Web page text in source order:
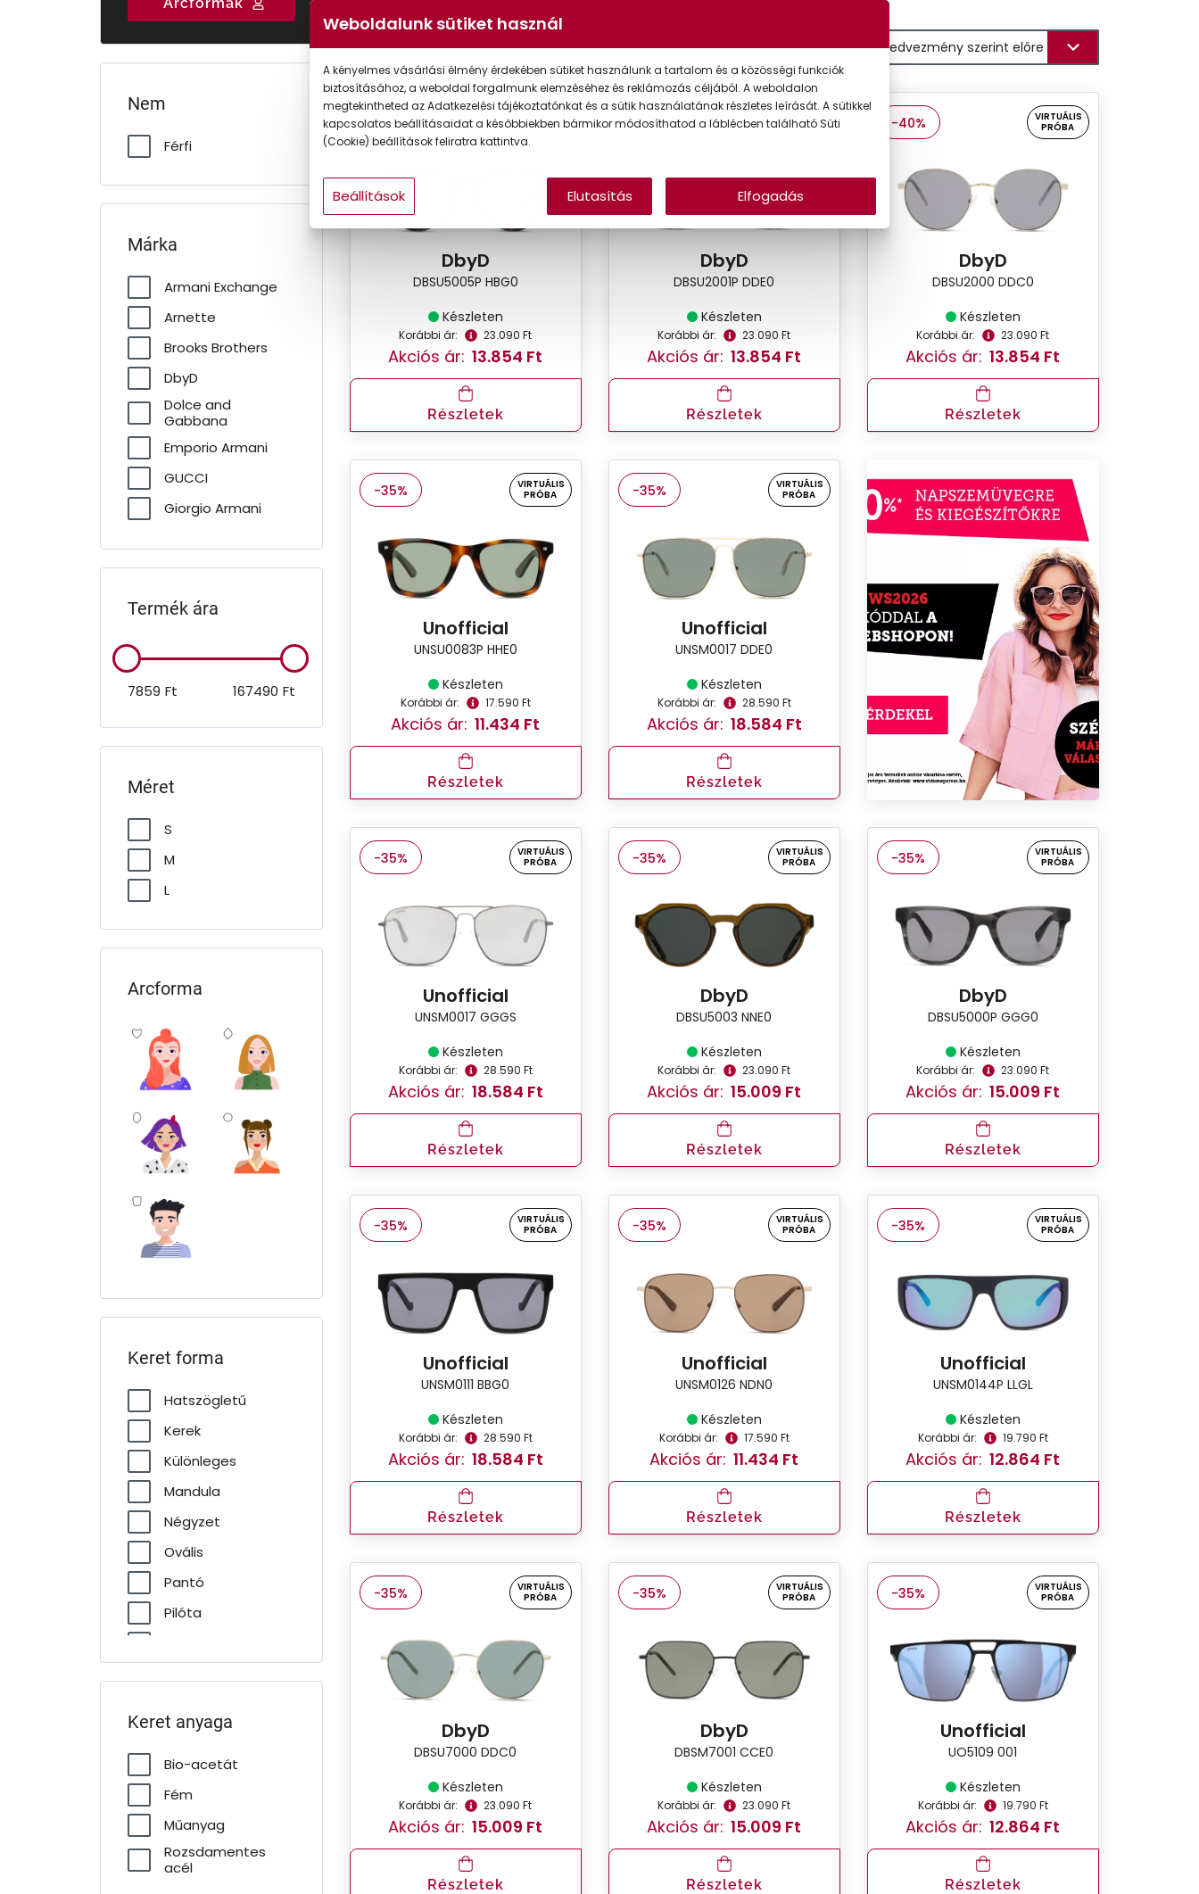
Nem
Férfi
Márka
Armani Exchange
Arnette
Brooks Brothers
DbyD
Dolce and
Gabbana
Emporio Armani
GUCCI
Giorgio Armani
Oakley
Polaroid
Privé Revaux
Ray-Ban
Unofficial
Termék ára
7859 Ft 167490 Ft
Méret
S
M
L
Arcforma
Keret forma
Hatszögletű
Kerek
Különleges
Mandula
Négyzet
Ovális
Pantó
Pilóta
Keret anyaga
Bio-acetát
Fém
Műanyag
Rozsdamentes
acél
online kényelmesen, és használja ki az exkluzív webshopkedvezményeket!
-40%
VIRTUÁLIS
PRÓBA
DbyD
DBSU5005P HBG0
Készleten
Korábbi ár: 23.090 Ft
Akciós ár: 13.854 Ft
Részletek
-40%
VIRTUÁLIS
PRÓBA
DbyD
DBSU2001P DDE0
Készleten
Korábbi ár: 23.090 Ft
Akciós ár: 13.854 Ft
Részletek
-40%
VIRTUÁLIS
PRÓBA
DbyD
DBSU2000 DDC0
Készleten
Korábbi ár: 23.090 Ft
Akciós ár: 13.854 Ft
Részletek
-35%
VIRTUÁLIS
PRÓBA
Unofficial
UNSU0083P HHE0
Készleten
Korábbi ár: 17.590 Ft
Akciós ár: 11.434 Ft
Részletek
-35%
VIRTUÁLIS
PRÓBA
Unofficial
UNSM0017 DDE0
Készleten
Korábbi ár: 28.590 Ft
Akciós ár: 18.584 Ft
Részletek
-35%
VIRTUÁLIS
PRÓBA
Unofficial
UNSM0017 GGGS
Készleten
Korábbi ár: 28.590 Ft
Akciós ár: 18.584 Ft
Részletek
-35%
VIRTUÁLIS
PRÓBA
DbyD
DBSU5003 NNE0
Készleten
Korábbi ár: 23.090 Ft
Akciós ár: 15.009 Ft
Részletek
-35%
VIRTUÁLIS
PRÓBA
DbyD
DBSU5000P GGG0
Készleten
Korábbi ár: 23.090 Ft
Akciós ár: 15.009 Ft
Részletek
-35%
VIRTUÁLIS
PRÓBA
Unofficial
UNSM0111 BBG0
Készleten
Korábbi ár: 28.590 Ft
Akciós ár: 18.584 Ft
Részletek
-35%
VIRTUÁLIS
PRÓBA
Unofficial
UNSM0126 NDN0
Készleten
Korábbi ár: 17.590 Ft
Akciós ár: 11.434 Ft
Részletek
-35%
VIRTUÁLIS
PRÓBA
Unofficial
UNSM0144P LLGL
Készleten
Korábbi ár: 19.790 Ft
Akciós ár: 12.864 Ft
Részletek
-35%
VIRTUÁLIS
PRÓBA
DbyD
DBSU7000 DDC0
Készleten
Korábbi ár: 23.090 Ft
Akciós ár: 15.009 Ft
Részletek
-35%
VIRTUÁLIS
PRÓBA
DbyD
DBSM7001 CCE0
Készleten
Korábbi ár: 23.090 Ft
Akciós ár: 15.009 Ft
Részletek
-35%
VIRTUÁLIS
PRÓBA
Unofficial
UO5109 001
Készleten
Korábbi ár: 19.790 Ft
Akciós ár: 12.864 Ft
Részletek
Weboldalunk sütiket használ
A kényelmes vásárlási élmény érdekében sütiket használunk a tartalom és a közösségi funkciók
biztosításához, a weboldal forgalmunk elemzéséhez és reklámozás céljából. A weboldalon
megtekintheted az Adatkezelési tájékoztatónkat és a sütik használatának részletes leírását. A sütikkel
kapcsolatos beállításaidat a későbbiekben bármikor módosíthatod a láblécben található Süti
(Cookie) beállítások feliratra kattintva.
Beállítások Elutasítás Elfogadás